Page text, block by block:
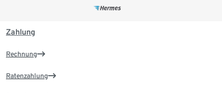
Zahlung
Rechnung
Ratenzahlung